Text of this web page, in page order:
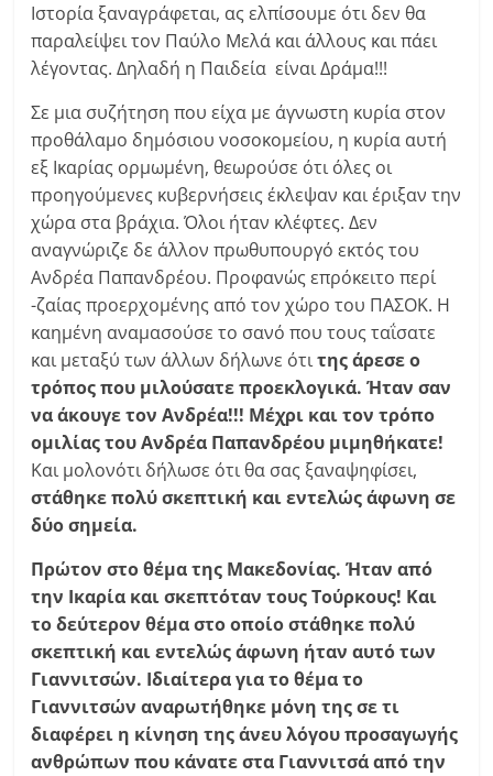
Ιστορία ξαναγράφεται, ας ελπίσουμε ότι δεν θα
παραλείψει τον Παύλο Μελά και άλλους και πάει
λέγοντας. Δηλαδή η Παιδεία είναι Δράμα!!!
Σε μια συζήτηση που είχα με άγνωστη κυρία στον
προθάλαμο δημόσιου νοσοκομείου, η κυρία αυτή
εξ Ικαρίας ορμωμένη, θεωρούσε ότι όλες οι
προηγούμενες κυβερνήσεις έκλεψαν και έριξαν την
χώρα στα βράχια. Όλοι ήταν κλέφτες. Δεν
αναγνώριζε δε άλλον πρωθυπουργό εκτός του
Ανδρέα Παπανδρέου. Προφανώς επρόκειτο περί
-ζαίας προερχομένης από τον χώρο του ΠΑΣΟΚ. Η
καημένη αναμασούσε το σανό που τους ταΐσατε
και μεταξύ των άλλων δήλωνε ότιτης άρεσε ο
τρόπος που μιλούσατε προεκλογικά. Ήταν σαν
να άκουγε τον Ανδρέα!!! Μέχρι και τον τρόπο
ομιλίας του Ανδρέα Παπανδρέου μιμηθήκατε!
Και μολονότι δήλωσε ότι θα σας ξαναψηφίσει,
στάθηκε πολύ σκεπτική και εντελώς άφωνη σε
δύο σημεία.
Πρώτον στο θέμα της Μακεδονίας. Ήταν από
την Ικαρία και σκεπτόταν τους Τούρκους! Και
το δεύτερον θέμα στο οποίο στάθηκε πολύ
σκεπτική και εντελώς άφωνη ήταν αυτό των
Γιαννιτσών. Ιδιαίτερα για το θέμα το
Γιαννιτσών αναρωτήθηκε μόνη της σε τι
διαφέρει η κίνηση της άνευ λόγου προσαγωγής
ανθρώπων που κάνατε στα Γιαννιτσά από την